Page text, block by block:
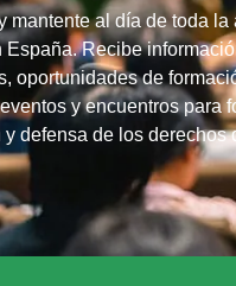
mantente al día de toda
Recibe
oportunidades de
y encuentros para
defensa de los derechos